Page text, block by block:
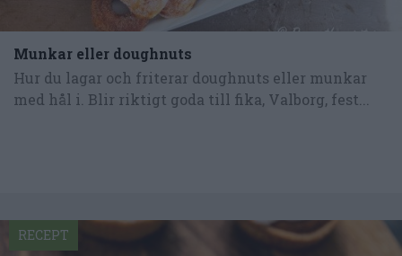
Munkar eller doughnuts
Hur du lagar och friterar doughnuts eller munkar
med hål i. Blir riktigt goda till fika, Valborg, fest...
RECEPT